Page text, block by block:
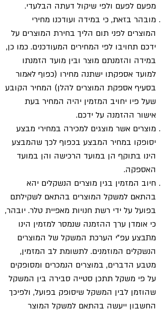
מפעם לפעם ולפי שיקול דעתה הבלעדי.
מובהר בזאת, כי במידה ועודכנו מחירי
המוצרים לפני תום הליך בחירת המוצרים על
ידכם תחויבו לפי המחירים המעודכנים. כמו כן,
במידה והזמנתם מוצר ובין מועד הזמנתו
למועד אספקתו ישתנה מחירו (כפוף לאמור
בסעיף אספקת המוצרים להלן) המחיר הקובע
שעל פיו יחויב המזמין יהיה המחיר בעת
אישור ההזמנה על ידכם.
מוצרים אשר מוצגים למכירה במחירי מבצע
יסופקו במחיר המבצע בכפוף לכך שהמבצע
הינו בתוקף הן במועד הרכישה והן במועד
האספקה.
חיוב המזמין בגין מוצרים הנשקלים יהא
בהתאם למשקל המוצרים בהתאם לשקילתם
בפועל על ידי רשת חנויות מאפיית טלר. יובהר,
כי אומדן ערך ההזמנה שנמסר למזמין הינו
מתבצע עפ"י הערכת המשקל של המוצרים
הנשקלים המוזמנים. לתשומת לב המזמין,
מטבע הדברים, במוצרים הנמכרים ומסופקים
על פי משקל תתכן סטייה סבירה בין המשקל
שהוזמן לבין המשקל שיסופק בפועל, ולפיכך
החשבון ייעשה בהתאם למשקל המוצר